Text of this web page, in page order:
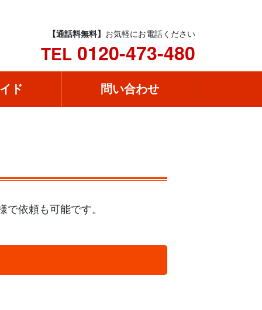
【通話料無料】 お気軽にお電話ください
TEL 0120-473-480
ド 問い合わせ
依頼も可能です。